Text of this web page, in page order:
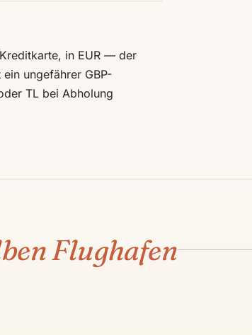
in EUR — der
ungefährer GBP-
TL bei Abholung
Flughafen
·190 KM
& PREIS ANSEHEN →